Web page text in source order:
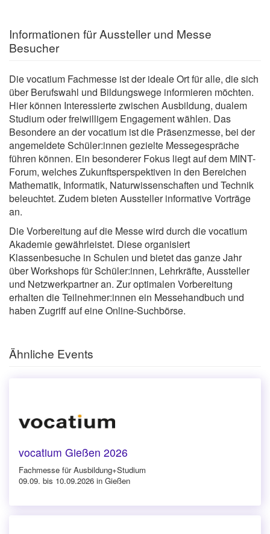
Informationen für Aussteller und Messe
Besucher
Die vocatium Fachmesse ist der ideale Ort für alle, die sich
über Berufswahl und Bildungswege informieren möchten.
Hier können Interessierte zwischen Ausbildung, dualem
Studium oder freiwilligem Engagement wählen. Das
Besondere an der vocatium ist die Präsenzmesse, bei der
angemeldete Schüler:innen gezielte Messegespräche
führen können. Ein besonderer Fokus liegt auf dem MINT-
Forum, welches Zukunftsperspektiven in den Bereichen
Mathematik, Informatik, Naturwissenschaften und Technik
beleuchtet. Zudem bieten Aussteller informative Vorträge
an.
Die Vorbereitung auf die Messe wird durch die vocatium
Akademie gewährleistet. Diese organisiert
Klassenbesuche in Schulen und bietet das ganze Jahr
über Workshops für Schüler:innen, Lehrkräfte, Aussteller
und Netzwerkpartner an. Zur optimalen Vorbereitung
erhalten die Teilnehmer:innen ein Messehandbuch und
haben Zugriff auf eine Online-Suchbörse.
Ähnliche Events
vocatium Gießen 2026
Fachmesse für Ausbildung+Studium
09.09. bis 10.09.2026 in Gießen